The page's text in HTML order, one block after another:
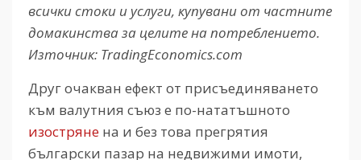
всички стоки и услуги, купувани от частните
домакинства за целите на потреблението.
Източник: TradingEconomics.com
Друг очакван ефект от присъединяването
към валутния съюз е по-нататъшното
изостряне на и без това прегрятия
български пазар на недвижими имоти,